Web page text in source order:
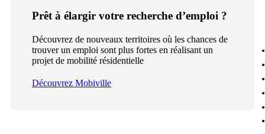
Prêt à élargir votre recherche d’emploi ?
Découvrez de nouveaux territoires où les chances de
trouver un emploi sont plus fortes en réalisant un
projet de mobilité résidentielle
Découvrez Mobiville